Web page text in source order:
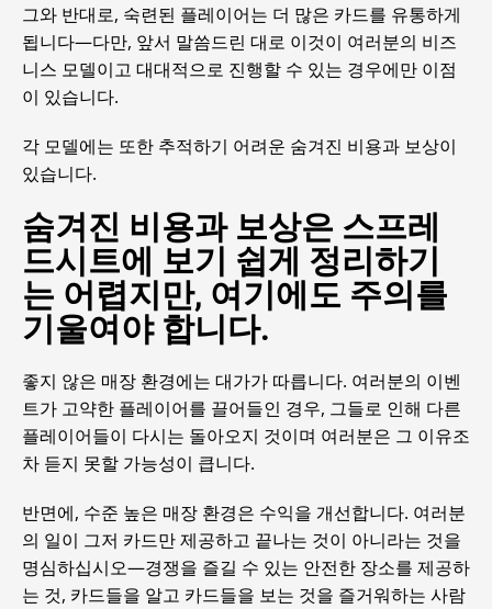
그와 반대로, 숙련된 플레이어는 더 많은 카드를 유통하게
됩니다—다만, 앞서 말씀드린 대로 이것이 여러분의 비즈
니스 모델이고 대대적으로 진행할 수 있는 경우에만 이점
이 있습니다.
각 모델에는 또한 추적하기 어려운 숨겨진 비용과 보상이
있습니다.
숨겨진 비용과 보상은 스프레
드시트에 보기 쉽게 정리하기
는 어렵지만, 여기에도 주의를
기울여야 합니다.
좋지 않은 매장 환경에는 대가가 따릅니다. 여러분의 이벤
트가 고약한 플레이어를 끌어들인 경우, 그들로 인해 다른
플레이어들이 다시는 돌아오지 것이며 여러분은 그 이유조
차 듣지 못할 가능성이 큽니다.
반면에, 수준 높은 매장 환경은 수익을 개선합니다. 여러분
의 일이 그저 카드만 제공하고 끝나는 것이 아니라는 것을
명심하십시오—경쟁을 즐길 수 있는 안전한 장소를 제공하
는 것, 카드들을 알고 카드들을 보는 것을 즐거워하는 사람